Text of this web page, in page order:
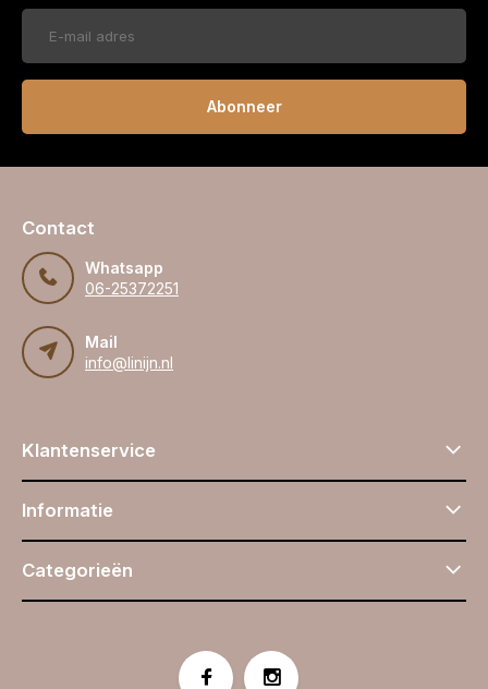
Abonneer
Contact
Whatsapp
06-25372251
Mail
info@linijn.nl
Klantenservice
Informatie
Categorieën